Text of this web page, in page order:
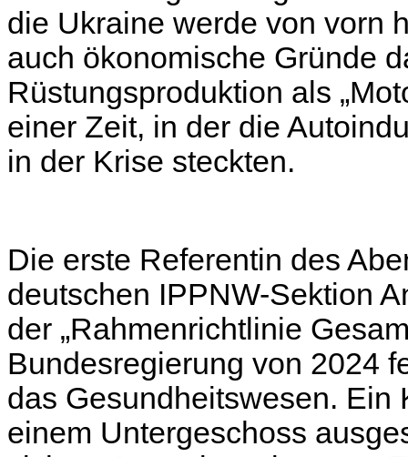
die Ukraine werde von vorn
auch ökonomische Gründe
Rüstungsproduktion als
einer Zeit, in der die
in der Krise steckten.
Die erste Referentin des
deutschen IPPNW-Sektion
der „Rahmenrichtlinie
Bundesregierung von 2024
das Gesundheitswesen.
einem Untergeschoss